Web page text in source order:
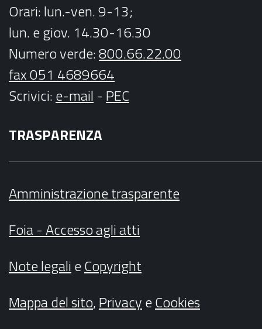
Orari: lun.-ven. 9-13;
lun. e giov. 14.30-16.30
Numero verde:800.66.22.00
fax 051 4689664
Scrivici:e-mail - PEC
TRASPARENZA
Amministrazione trasparente
Foia - Accesso agli atti
Note legalieCopyright
Mappa del sito,PrivacyeCookies